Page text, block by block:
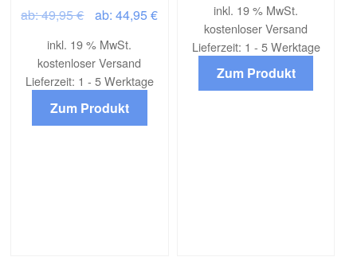
49,95€ Ursprünglicher
war:
49,95 €
44,95€Aktueller
inkl. 19 % MwSt.
kostenloser Versand
Lieferzeit: 1 - 5 Werktage
Zum Produkt
inkl. 19 % MwSt.
kostenloser Versand
Lieferzeit: 1 - 5 Werktage
Zum Produkt